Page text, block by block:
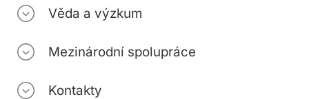
Věda a výzkum
Mezinárodní spolupráce
Kontakty